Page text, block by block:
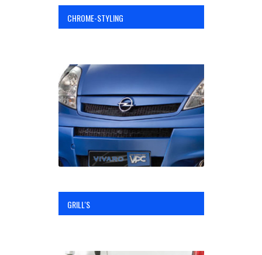
CHROME-STYLING
GRILL'S